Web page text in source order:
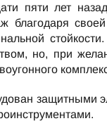
пяти лет
благодаря
но, при
защитными